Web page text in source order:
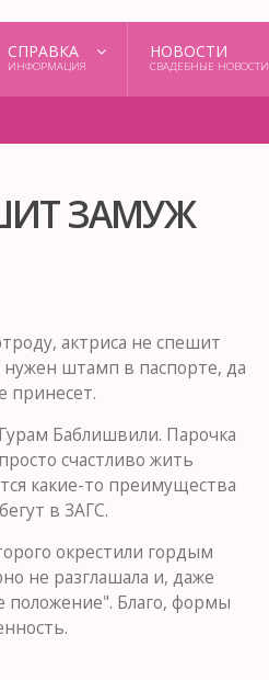
СПРАВКА
ИНФОРМАЦИЯ
НОВОСТИ
СВАДЕБНЫЕ НОВОСТИ
ЗАМУЖ
актриса не спешит
нужен штамп в паспорте, да
принесет.
Баблишвили. Парочка
счастливо жить
какие-то преимущества
в ЗАГС.
окрестили гордым
не разглашала и, даже
положение". Благо, формы